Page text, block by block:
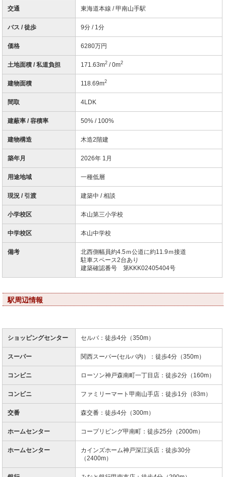
交通 東海道本線 / 甲南山手駅
バス / 徒歩 9分 / 1分
価格 6280万円
土地面積 / 私道負担 171.63m2/ 0m2
建物面積 118.69m2
間取 4LDK
建蔽率 / 容積率 50% / 100%
建物構造 木造2階建
築年月 2026年 1月
用途地域 一種低層
現況 / 引渡 建築中 / 相談
小学校区 本山第三小学校
中学校区 本山中学校
備考
北西側幅員約4.5ｍ公道に約11.9ｍ接道
駐車スペース2台あり
建築確認番号 第KKK02405404号
駅周辺情報
ショッピングセンター セルバ：徒歩4分（350m）
スーパー 関西スーパー(セルバ内）：徒歩4分（350m）
コンビニ ローソン神戸森南町一丁目店：徒歩2分（160m）
コンビニ ファミリーマート甲南山手店：徒歩1分（83m）
交番 森交番：徒歩4分（300m）
ホームセンター コープリビング甲南町：徒歩25分（2000m）
ホームセンター
カインズホーム神戸深江浜店：徒歩30分
（2400m）